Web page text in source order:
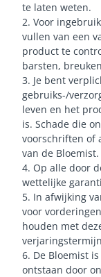
te laten weten.
2. Voor
vullen van een
product te
barsten,
3. Je bent
gebruiks-/
leven en het
is. Schade die
voorschriften of
van de Bloemist.
4. Op alle door
wettelijke
5. In afwijking
voor
houden met
6. De Bloemist
ontstaan door